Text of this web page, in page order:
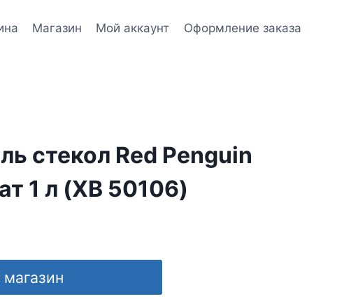
Магазин Мой аккаунт Оформление заказа
стекол Red Penguin
1 л (XB 50106)
магазин